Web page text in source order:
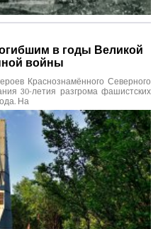
в годы Великой
войны
Краснознамённого Северного
30-летия разгрома фашистских
На